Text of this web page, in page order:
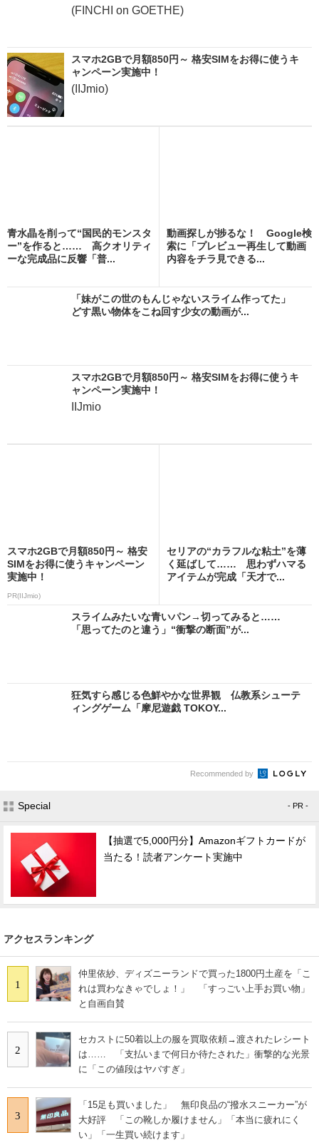
(FINCHI on GOETHE)
スマホ2GBで月額850円～ 格安SIMをお得に使うキ
ャンペーン実施中！
(IIJmio)
青水晶を削って“国民的モンスタ
ー”を作ると…… 高クオリティ
ーな完成品に反響「普...
動画探しが捗るな！ Google検
索に「プレビュー再生して動画
内容をチラ見できる...
「妹がこの世のもんじゃないスライム作ってた」
どす黒い物体をこね回す少女の動画が...
スマホ2GBで月額850円～ 格安SIMをお得に使うキ
ャンペーン実施中！
IIJmio
スマホ2GBで月額850円～ 格安
SIMをお得に使うキャンペーン
実施中！
PR(IIJmio)
セリアの“カラフルな粘土”を薄
く延ばして…… 思わずハマる
アイテムが完成「天才で...
スライムみたいな青いパン→切ってみると……
「思ってたのと違う」“衝撃の断面”が...
狂気すら感じる色鮮やかな世界観 仏教系シューテ
ィングゲーム「摩尼遊戯 TOKOY...
Recommended by
Special - PR -
【抽選で5,000円分】Amazonギフトカードが
当たる！読者アンケート実施中
アクセスランキング
1
仲里依紗、ディズニーランドで買った1800円土産を「こ
れは買わなきゃでしょ！」 「すっごい上手お買い物」
と自画自賛
2
セカストに50着以上の服を買取依頼→渡されたレシート
は…… 「支払いまで何日か待たされた」衝撃的な光景
に「この値段はヤバすぎ」
3
「15足も買いました」 無印良品の“撥水スニーカー”が
大好評 「この靴しか履けません」「本当に疲れにく
い」「一生買い続けます」